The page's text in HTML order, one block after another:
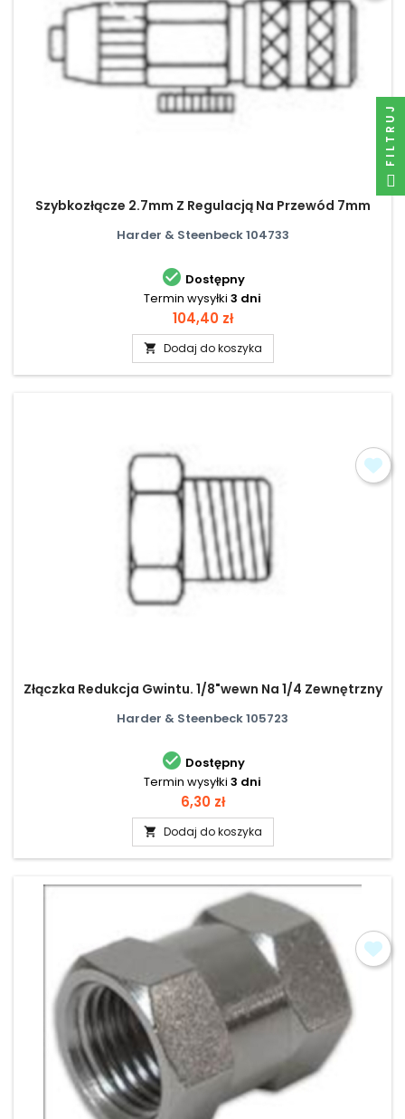
Szybkozłącze 2.7mm Z Regulacją Na Przewód 7mm
Harder & Steenbeck 104733
 Dostępny
Termin wysyłki 3 dni
Cena
104,40 zł
 Dodaj do koszyka
Złączka Redukcja Gwintu. 1/8"wewn Na 1/4 Zewnętrzny
Harder & Steenbeck 105723
 Dostępny
Termin wysyłki 3 dni
Cena
6,30 zł
 Dodaj do koszyka
FILTRUJ